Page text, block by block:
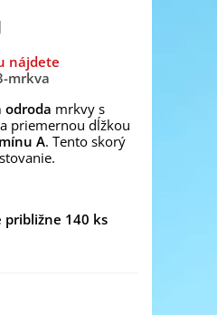
nájdete
mrkva
odroda mrkvy s
priemernou dĺžkou
A. Tento skorý
približne 140 ks